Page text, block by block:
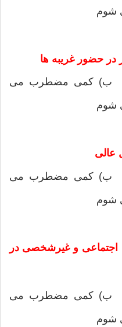
شوم
ب) کمی مضطرب می
شوم
ب) کمی مضطرب می
شوم
اجتماعی و غیرشخصی در
ب) کمی مضطرب می
شوم